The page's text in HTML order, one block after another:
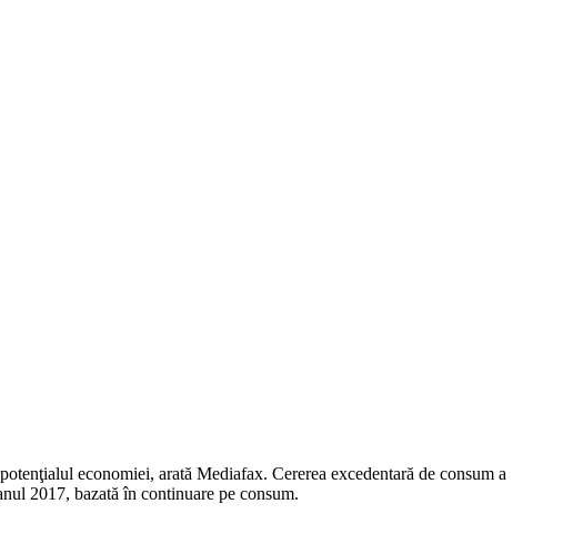
economiei, arată Mediafax. Cererea excedentară de consum a
2017, bazată în continuare pe consum.